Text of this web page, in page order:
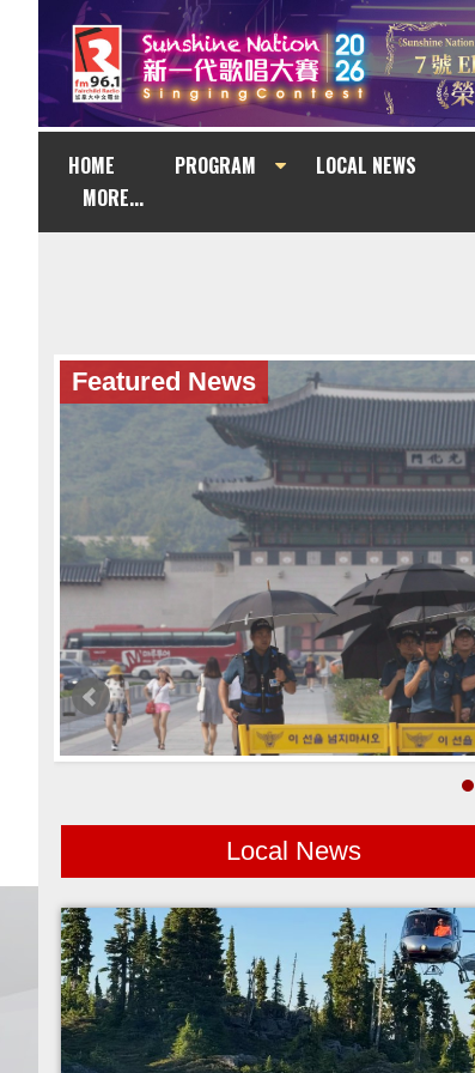
HOME PROGRAM LOCAL NEWS
MORE...
Featured News
Local News